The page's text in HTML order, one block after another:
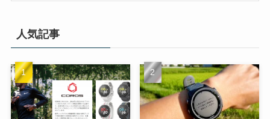
人気記事